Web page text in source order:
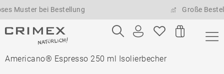
bei Bestellung Große
Americano® Espresso 250 ml Isolierbecher